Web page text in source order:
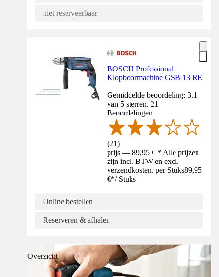
niet reserveerbaar
BOSCH Professional
Klopboormachine GSB 13 RE
Gemiddelde beoordeling: 3.1
van 5 sterren. 21
Beoordelingen.
(21)
prijs — 89,95 € * Alle prijzen
zijn incl. BTW en excl.
verzendkosten. per Stuks89,95
€*/ Stuks
Online bestellen
Reserveren & afhalen
Overzicht